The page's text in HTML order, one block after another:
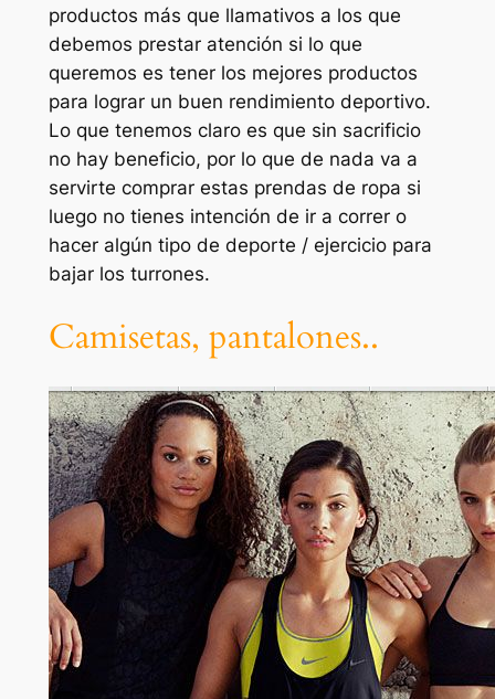
productos más que llamativos a los que
debemos prestar atención si lo que
queremos es tener los mejores productos
para lograr un buen rendimiento deportivo.
Lo que tenemos claro es que sin sacrificio
no hay beneficio, por lo que de nada va a
servirte comprar estas prendas de ropa si
luego no tienes intención de ir a correr o
hacer algún tipo de deporte / ejercicio para
bajar los turrones.
Camisetas, pantalones..